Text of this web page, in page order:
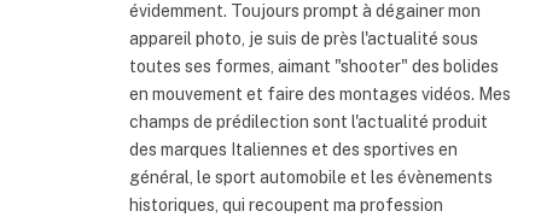
évidemment. Toujours prompt à dégainer mon
appareil photo, je suis de près l'actualité sous
toutes ses formes, aimant "shooter" des bolides
en mouvement et faire des montages vidéos. Mes
champs de prédilection sont l'actualité produit
des marques Italiennes et des sportives en
général, le sport automobile et les évènements
historiques, qui recoupent ma profession